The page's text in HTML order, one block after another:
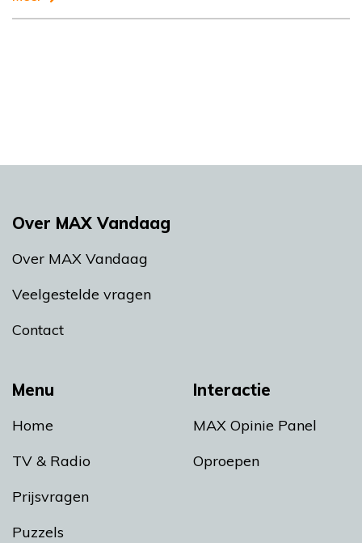
Menu
Home
TV & Radio
Prijsvragen
Puzzels
Interactie
MAX Opinie Panel
Oproepen
Over MAX Vandaag
Over MAX Vandaag
Veelgestelde vragen
Contact